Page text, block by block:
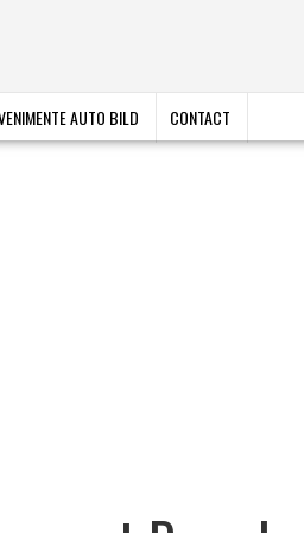
AUTO BILD CONTACT